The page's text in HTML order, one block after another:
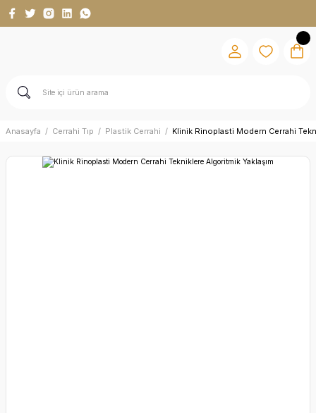
Anasayfa Cerrahi Tıp Plastik Cerrahi Klinik Rinoplasti Modern Cerrahi